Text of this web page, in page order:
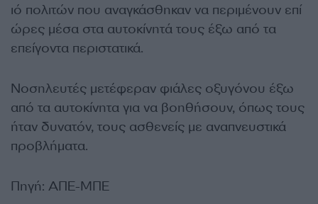
ιό πολιτών που αναγκάσθηκαν να περιμένουν επί
ώρες μέσα στα αυτοκίνητά τους έξω από τα
επείγοντα περιστατικά.
Νοσηλευτές μετέφεραν φιάλες οξυγόνου έξω
από τα αυτοκίνητα για να βοηθήσουν, όπως τους
ήταν δυνατόν, τους ασθενείς με αναπνευστικά
προβλήματα.
Πηγή: ΑΠΕ-ΜΠΕ